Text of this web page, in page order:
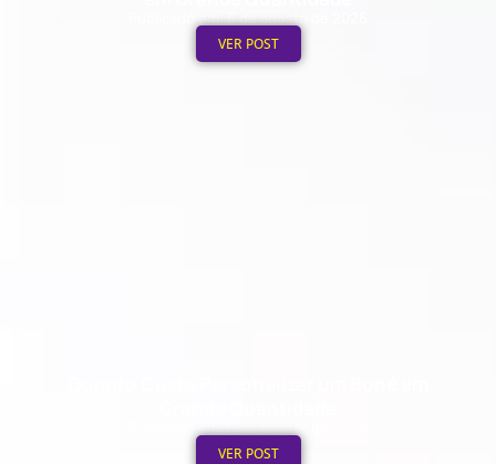
Publicado em: 6 de agosto de 2026
VER POST
Publicado em: 5 de agosto de 2026
VER POST